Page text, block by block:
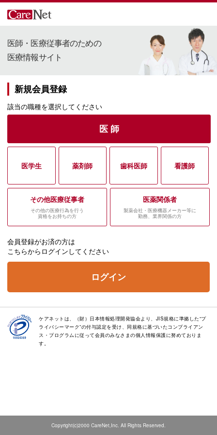
医師・医療従事者のための
医療情報サイト
新規会員登録
該当の職種を選択してください
医 師
医学生 薬剤師 歯科医師 看護師
その他医療従事者
その他の医療行為を行う
資格をお持ちの方
医薬関係者
製薬会社・医療機器メーカー等に
勤務、業界関係の方
会員登録がお済の方は
こちらからログインしてください
ログイン
ケアネットは、（財）日本情報処理開発協会より、JIS規格に準拠した“プ
ライバシーマーク”の付与認定を受け、同規格に基づいたコンプライアン
ス・プログラムに従って会員のみなさまの個人情報保護に努めておりま
す。
Copyright(c)2000 CareNet,Inc. All Rights Reserved.